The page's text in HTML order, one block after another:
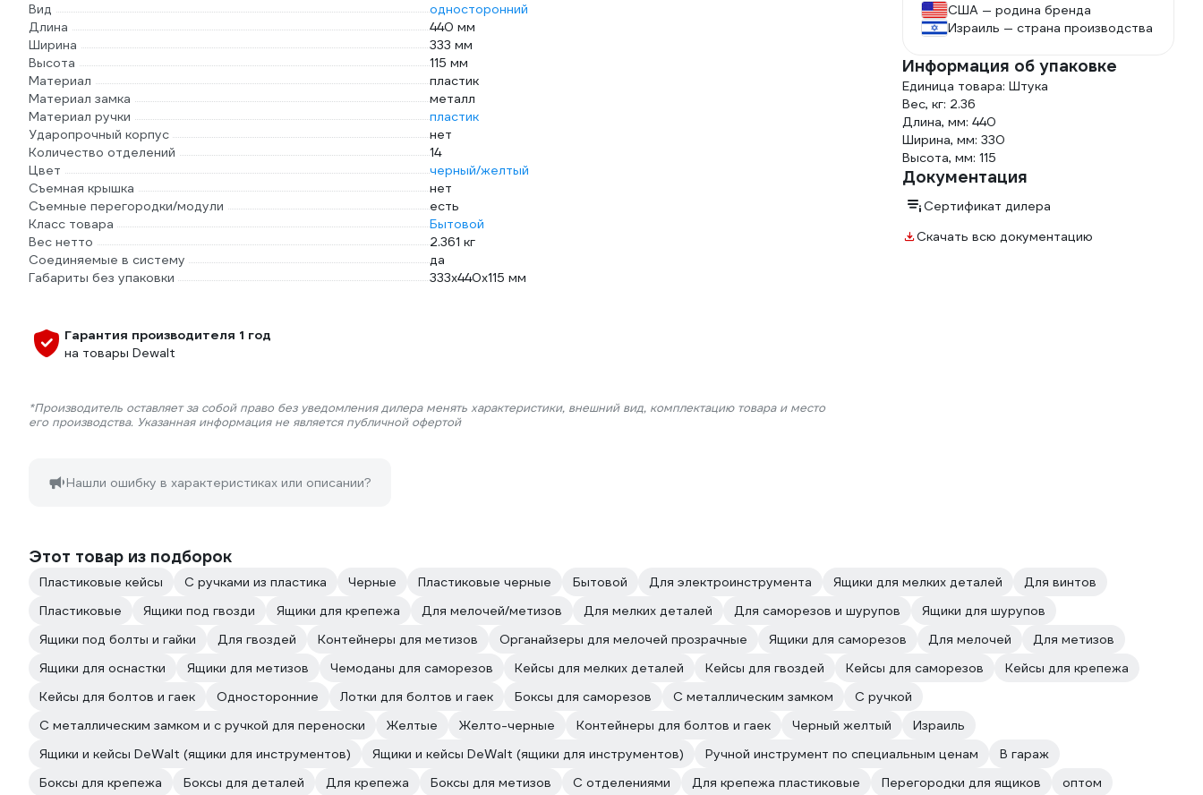
Вид
односторонний
Длина
440 мм
Ширина
333 мм
Высота
115 мм
Материал
пластик
Материал замка
металл
Материал ручки
пластик
Ударопрочный корпус
нет
Количество отделений
14
Цвет
черный/желтый
Съемная крышка
нет
Съемные перегородки/модули
есть
Класс товара
Бытовой
Вес нетто
2.361 кг
Соединяемые в систему
да
Габариты без упаковки
333х440х115 мм
Гарантия производителя 1 год
на товары Dewalt
*Производитель оставляет за собой право без уведомления дилера менять характеристики, внешний вид, комплектацию товара и место
его производства. Указанная информация не является публичной офертой
Нашли ошибку в характеристиках или описании?
США — родина бренда
Израиль — страна производства
Информация об упаковке
Единица товара: Штука
Вес, кг: 2.36
Длина, мм: 440
Ширина, мм: 330
Высота, мм: 115
Документация
Сертификат дилера
Скачать всю документацию
Этот товар из подборок
Пластиковые кейсы С ручками из пластика Черные Пластиковые черные Бытовой Для электроинструмента Ящики для мелких деталей
Для винтов
Пластиковые
Ящики под гвозди Ящики для крепежа Для мелочей/метизов Для мелких деталей Для саморезов и шурупов
Ящики для шурупов
Ящики под болты и гайки
Для гвоздей Контейнеры для метизов Органайзеры для мелочей прозрачные Ящики для саморезов Для мелочей
Для метизов
Ящики для оснастки
Ящики для метизов Чемоданы для саморезов Кейсы для мелких деталей Кейсы для гвоздей Кейсы для саморезов
Кейсы для крепежа
Кейсы для болтов и гаек
Односторонние Лотки для болтов и гаек Боксы для саморезов С металлическим замком
С ручкой
С металлическим замком и с ручкой для переноски
Желтые Желто-черные Контейнеры для болтов и гаек Черный желтый
Израиль
Ящики и кейсы DeWalt (ящики для инструментов)
Ящики и кейсы DeWalt (ящики для инструментов) Ручной инструмент по специальным ценам
В гараж
Боксы для крепежа
Боксы для деталей Для крепежа Боксы для метизов С отделениями Для крепежа пластиковые Перегородки для ящиков
оптом